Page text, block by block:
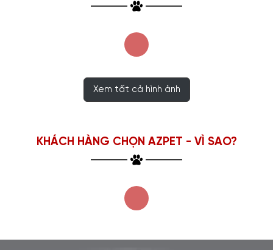
Xem tất cả hình ảnh
KHÁCH HÀNG CHỌN AZPET - VÌ SAO?